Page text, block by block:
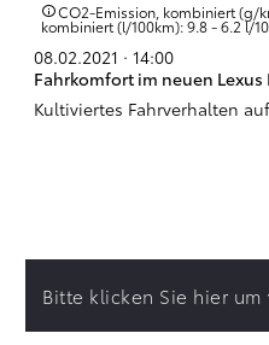
CO2-Emission, kombiniert (g/
kombiniert (l/100km): 9.8 - 6.2 l/
08.02.2021 · 14:00
Fahrkomfort im neuen Lexus
Kultiviertes Fahrverhalten
Bitte klicken Sie hier um